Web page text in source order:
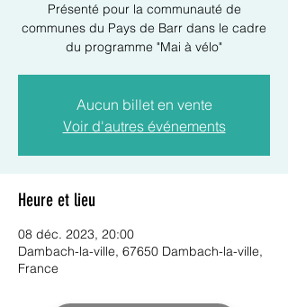
Présenté pour la communauté de
communes du Pays de Barr dans le cadre
du programme "Mai à vélo"
Aucun billet en vente
Voir d'autres événements
Heure et lieu
08 déc. 2023, 20:00
Dambach-la-ville, 67650 Dambach-la-ville,
France